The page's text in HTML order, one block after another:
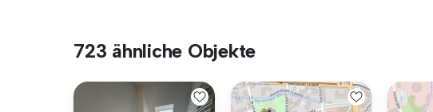
723 ähnliche Objekte